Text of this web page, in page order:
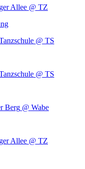
Allee @ TZ
@ TS
@ TS
Berg @ Wabe
Allee @ TZ